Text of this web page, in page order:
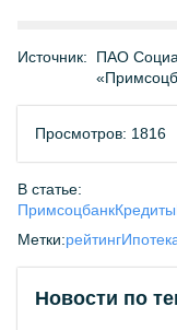
Источник:
ПАО
Просмотров: 1816
В статье:
ПримсоцбанкКредиты
Метки:рейтинг
Новости по